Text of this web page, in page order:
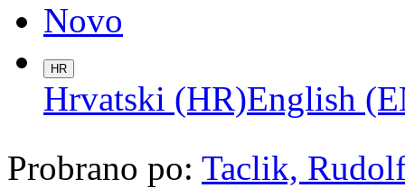
Novo
HR
Hrvatski (HR)English
Probrano po: Taclik,